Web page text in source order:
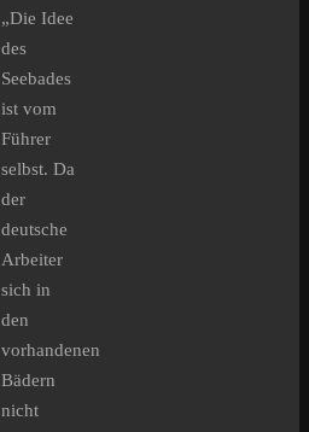
„Die Idee
des
Seebades
ist vom
Führer
selbst. Da
der
deutsche
Arbeiter
sich in
den
vorhandenen
Bädern
nicht